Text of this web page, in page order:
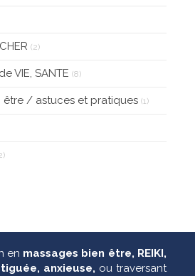
(2)
VIE, SANTE (8)
être / astuces et pratiques (1)
en massages bien être, REIKI,
anxieuse, ou traversant